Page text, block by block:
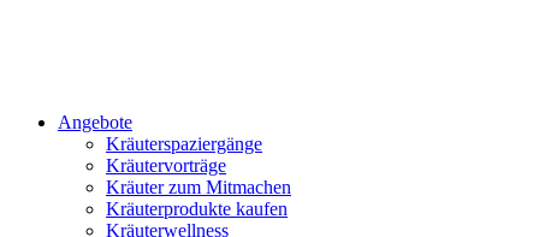
Angebote
Kräuterspaziergänge
Kräutervorträge
Kräuter zum Mitmachen
Kräuterprodukte kaufen
Kräuterwellness